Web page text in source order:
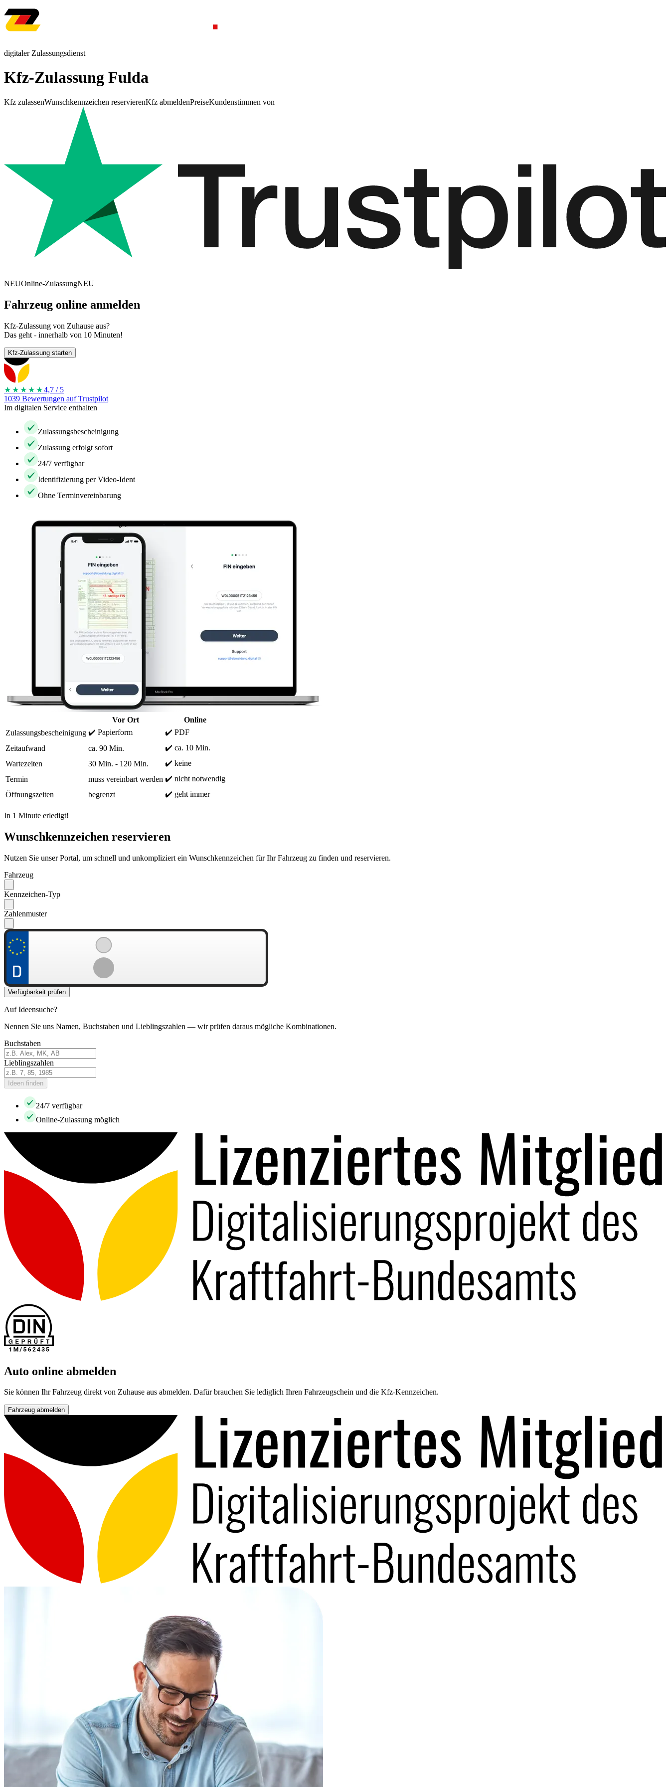
digitaler Zulassungsdienst
Kfz-Zulassung Fulda
Kfz zulassenWunschkennzeichen reservierenKfz abmeldenPreiseKundenstimmen von
NEUOnline-ZulassungNEU
Fahrzeug online anmelden
Kfz-Zulassung von Zuhause aus?
Das geht - innerhalb von 10 Minuten!
Kfz-Zulassung starten
★★★★ ★4,7 / 5
1039 Bewertungen auf Trustpilot
Im digitalen Service enthalten
Zulassungsbescheinigung
Zulassung erfolgt sofort
24/7 verfügbar
Identifizierung per Video-Ident
Ohne Terminvereinbarung
Vor Ort
Online
Zulassungsbescheinigung ✔️ Papierform
✔️ PDF
Zeitaufwand
ca. 90 Min.
✔️ ca. 10 Min.
Wartezeiten
30 Min. - 120 Min.
✔️ keine
Termin
muss vereinbart werden ✔️ nicht notwendig
Öffnungszeiten
begrenzt ✔️ geht immer
In 1 Minute erledigt!
Wunschkennzeichen reservieren
Nutzen Sie unser Portal, um schnell und unkompliziert ein Wunschkennzeichen für Ihr Fahrzeug zu finden und reservieren.
Fahrzeug
Kennzeichen-Typ
Zahlenmuster
Verfügbarkeit prüfen
Auf Ideensuche?
Nennen Sie uns Namen, Buchstaben und Lieblingszahlen — wir prüfen daraus mögliche Kombinationen.
Buchstaben
Lieblingszahlen
Ideen finden
24/7 verfügbar
Online-Zulassung möglich
Auto online abmelden
Sie können Ihr Fahrzeug direkt von Zuhause aus abmelden. Dafür brauchen Sie lediglich Ihren Fahrzeugschein und die Kfz-Kennzeichen.
Fahrzeug abmelden